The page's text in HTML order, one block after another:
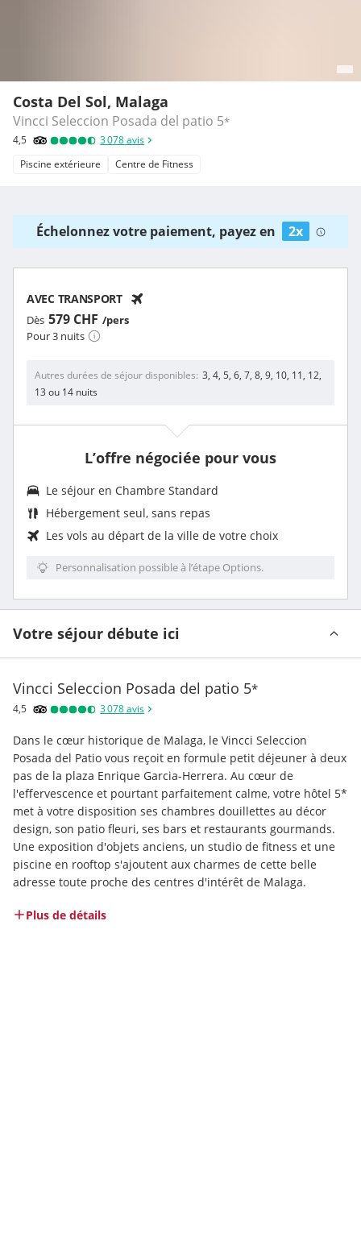
Costa Del Sol, Malaga
Vincci Seleccion Posada del patio 5*
4,5 3 078avis
Piscine extérieure
Centre de Fitness
Échelonnez votre paiement, payez en 2x
AVEC TRANSPORT
Dès 579 CHF /pers
Pour 3 nuits
Autres durées de séjour disponibles 3, 4, 5, 6, 7, 8, 9, 10, 11, 12,
13 ou 14 nuits
L’offre négociée pour vous
Le séjour en Chambre Standard
Hébergement seul, sans repas
Les vols au départ de la ville de votre choix
Personnalisation possible à l’étape Options.
Votre séjour débute ici
Vincci Seleccion Posada del patio 5*
4,5 3 078avis
Dans le cœur historique de Malaga, le Vincci Seleccion
Posada del Patio vous reçoit en formule petit déjeuner à deux
pas de la plaza Enrique Garcia-Herrera. Au cœur de
l'effervescence et pourtant parfaitement calme, votre hôtel 5*
met à votre disposition ses chambres douillettes au décor
design, son patio fleuri, ses bars et restaurants gourmands.
Une exposition d'objets anciens, un studio de fitness et une
piscine en rooftop s'ajoutent aux charmes de cette belle
adresse toute proche des centres d'intérêt de Malaga.
Plus de détails